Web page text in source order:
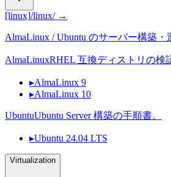
[linux]/linux/ →
AlmaLinux / Ubuntu のサーバー構築・
AlmaLinuxRHEL 互換ディストリの検
▸AlmaLinux 9
▸AlmaLinux 10
UbuntuUbuntu Server 構築の手順書。
▸Ubuntu 24.04 LTS
Virtualization